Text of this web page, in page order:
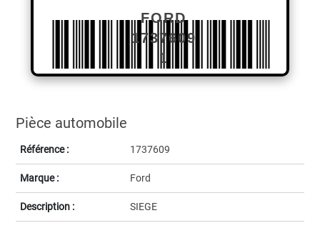
Pièce automobile
Référence : 1737609
Marque : Ford
Description : SIEGE
FORD
1737609
1